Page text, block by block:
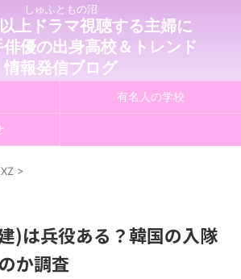
しゅふともの沼
上ドラマ視聴する主婦に
優の出身高校＆トレンド
情報発信ブログ
有名人の学校
>
)は兵役ある？韓国の入隊
か調査